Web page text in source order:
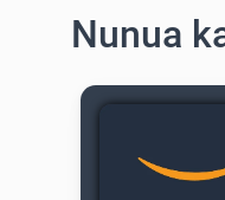
Nunua